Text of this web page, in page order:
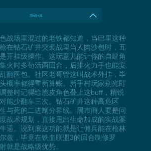
Shift+A
战场里混过的老铁都知道，当巴里这种
在钻石矿井突袭战里当人肉沙包时，五
开挂级操作。这玩意儿能让你的自建角
火时多苟活两回合，后排火力手也能安
翻医包。社区老哥管这叫战术外挂，毕
概率都得重新算账。新手村玩家别光盯
整时记得给脆皮角色叠上这buff，精锐
能少翻车三次。钻石矿井这种高危区
与死的二进制分界线。黑市商人要是问
战术规划，直接甩出生命加成的实战案
逼。说到底这功能就是让佣兵能在枪林
兹，毕竟在铁血联盟3的回合制修罗
就是战略级优势。